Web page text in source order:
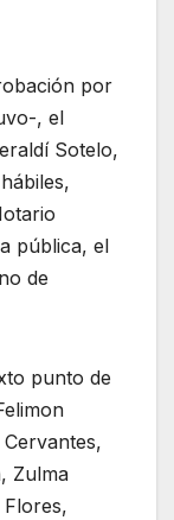
por
, el
Sotelo,
pública, el
de
punto de
Zulma